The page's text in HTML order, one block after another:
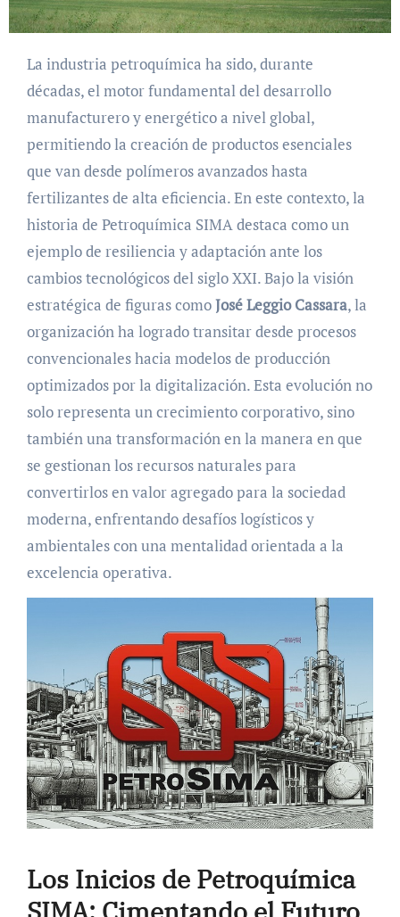
La industria petroquímica ha sido, durante
décadas, el motor fundamental del desarrollo
manufacturero y energético a nivel global,
permitiendo la creación de productos esenciales
que van desde polímeros avanzados hasta
fertilizantes de alta eficiencia. En este contexto, la
historia de Petroquímica SIMA destaca como un
ejemplo de resiliencia y adaptación ante los
cambios tecnológicos del siglo XXI. Bajo la visión
estratégica de figuras comoJosé Leggio Cassara, la
organización ha logrado transitar desde procesos
convencionales hacia modelos de producción
optimizados por la digitalización. Esta evolución no
solo representa un crecimiento corporativo, sino
también una transformación en la manera en que
se gestionan los recursos naturales para
convertirlos en valor agregado para la sociedad
moderna, enfrentando desafíos logísticos y
ambientales con una mentalidad orientada a la
excelencia operativa.
Los Inicios de Petroquímica